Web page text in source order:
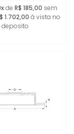
de R$ 185,00 sem
1.702,00 à vista no
deposito